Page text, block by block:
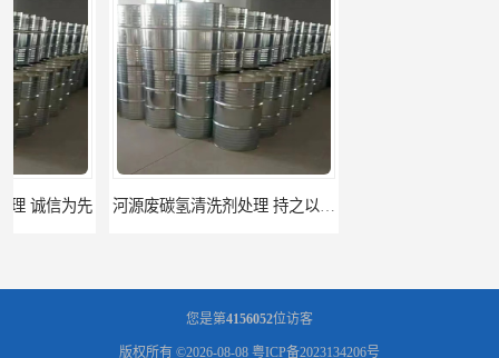
河源废碳氢清洗剂处理 持之以恒为客户服务
您是第4156052位访客
版权所有 ©2026-08-08 粤ICP备2023134206号